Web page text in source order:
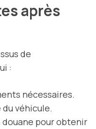
après
de
:
nécessaires.
véhicule.
pour obtenir